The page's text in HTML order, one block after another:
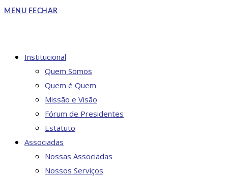
MENU FECHAR
Institucional
Quem Somos
Quem é Quem
Missão e Visão
Fórum de Presidentes
Estatuto
Associadas
Nossas Associadas
Nossos Serviços